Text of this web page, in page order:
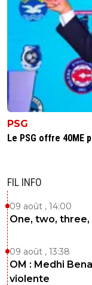
PSG
Le PSG offre 40ME
FIL INFO
09 août , 14:00
One, two,
09 août , 13:38
OM : Medhi
violente